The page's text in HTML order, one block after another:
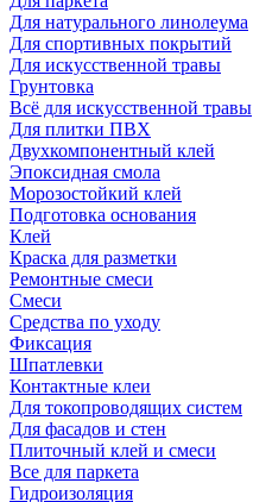
Для натурального линолеума
Для спортивных покрытий
Для искусственной травы
Грунтовка
Всё для искусственной травы
Для плитки ПВХ
Двухкомпонентный клей
Эпоксидная смола
Морозостойкий клей
Подготовка основания
Клей
Краска для разметки
Ремонтные смеси
Смеси
Средства по уходу
Фиксация
Шпатлевки
Контактные клеи
Для токопроводящих систем
Для фасадов и стен
Плиточный клей и смеси
Все для паркета
Гидроизоляция